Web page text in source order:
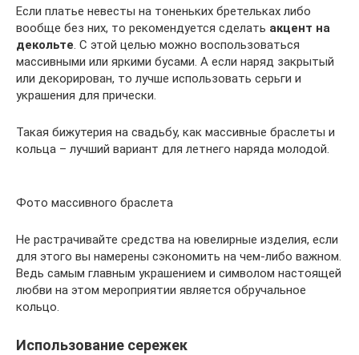
Если платье невесты на тоненьких бретельках либо
вообще без них, то рекомендуется сделать акцент на
декольте. С этой целью можно воспользоваться
массивными или яркими бусами. А если наряд закрытый
или декорирован, то лучше использовать серьги и
украшения для прически.
Такая бижутерия на свадьбу, как массивные браслеты и
кольца – лучший вариант для летнего наряда молодой.
Фото массивного браслета
Не растрачивайте средства на ювелирные изделия, если
для этого вы намерены сэкономить на чем-либо важном.
Ведь самым главным украшением и символом настоящей
любви на этом мероприятии является обручальное
кольцо.
Использование сережек